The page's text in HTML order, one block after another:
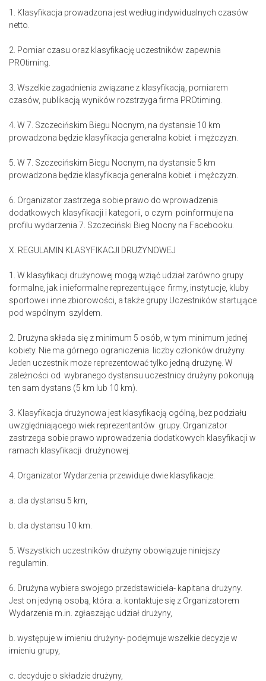
1. Klasyfikacja prowadzona jest według indywidualnych czasów
netto.
2. Pomiar czasu oraz klasyfikację uczestników zapewnia
PROtiming.
3. Wszelkie zagadnienia związane z klasyfikacją, pomiarem
czasów, publikacją wyników rozstrzyga firma PROtiming.
4. W 7. Szczecińskim Biegu Nocnym, na dystansie 10 km
prowadzona będzie klasyfikacja generalna kobiet i mężczyzn.
5. W 7. Szczecińskim Biegu Nocnym, na dystansie 5 km
prowadzona będzie klasyfikacja generalna kobiet i mężczyzn.
6. Organizator zastrzega sobie prawo do wprowadzenia
dodatkowych klasyfikacji i kategorii, o czym poinformuje na
profilu wydarzenia 7. Szczeciński Bieg Nocny na Facebooku.
X. REGULAMIN KLASYFIKACJI DRUŻYNOWEJ
1. W klasyfikacji drużynowej mogą wziąć udział zarówno grupy
formalne, jak i nieformalne reprezentujące firmy, instytucje, kluby
sportowe i inne zbiorowości, a także grupy Uczestników startujące
pod wspólnym szyldem.
2. Drużyna składa się z minimum 5 osób, w tym minimum jednej
kobiety. Nie ma górnego ograniczenia liczby członków drużyny.
Jeden uczestnik może reprezentować tylko jedną drużynę. W
zależności od wybranego dystansu uczestnicy drużyny pokonują
ten sam dystans (5 km lub 10 km).
3. Klasyfikacja drużynowa jest klasyfikacją ogólną, bez podziału
uwzględniającego wiek reprezentantów grupy. Organizator
zastrzega sobie prawo wprowadzenia dodatkowych klasyfikacji w
ramach klasyfikacji drużynowej.
4. Organizator Wydarzenia przewiduje dwie klasyfikacje:
a. dla dystansu 5 km,
b. dla dystansu 10 km.
5. Wszystkich uczestników drużyny obowiązuje niniejszy
regulamin.
6. Drużyna wybiera swojego przedstawiciela- kapitana drużyny.
Jest on jedyną osobą, która: a. kontaktuje się z Organizatorem
Wydarzenia m.in. zgłaszając udział drużyny,
b. występuje w imieniu drużyny- podejmuje wszelkie decyzje w
imieniu grupy,
c. decyduje o składzie drużyny,